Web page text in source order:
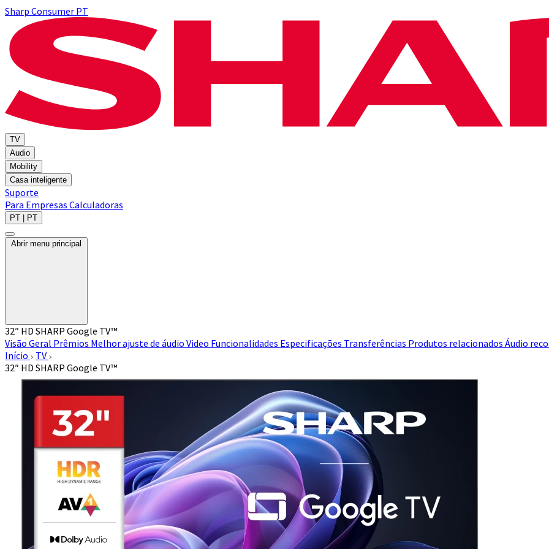
Sharp Consumer PT
TV
Audio
Mobility
Casa inteligente
Suporte
Para Empresas Calculadoras
PT | PT
Abrir menu principal
32″ HD SHARP Google TV™
Visão Geral Prêmios Melhor ajuste de áudio Video Funcionalidades Especificações Transferências Produtos relacionados Áudio
Início
TV
32″ HD SHARP Google TV™